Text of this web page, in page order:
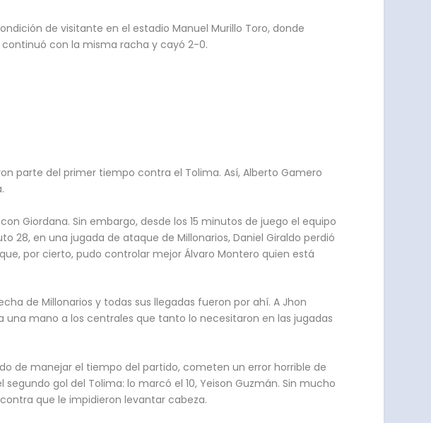
de visitante en el estadio Manuel Murillo Toro, donde
continuó con la misma racha y cayó 2-0.
parte del primer tiempo contra el Tolima. Así, Alberto Gamero
Giordana. Sin embargo, desde los 15 minutos de juego el equipo
28, en una jugada de ataque de Millonarios, Daniel Giraldo perdió
por cierto, pudo controlar mejor Álvaro Montero quien está
de Millonarios y todas sus llegadas fueron por ahí.A Jhon
mano a los centrales que tanto lo necesitaron en las jugadas
de manejar el tiempo del partido, cometen un error horrible de
gol del Tolima: lo marcó el 10, Yeison Guzmán.Sin mucho
que le impidieron levantar cabeza.